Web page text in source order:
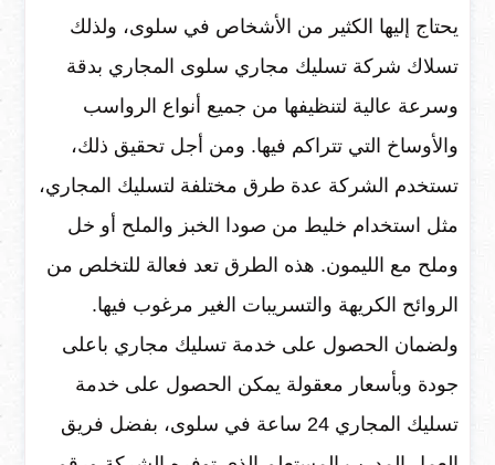
يحتاج إليها الكثير من الأشخاص في سلوى، ولذلك
تسلاك شركة تسليك مجاري سلوى المجاري بدقة
وسرعة عالية لتنظيفها من جميع أنواع الرواسب
والأوساخ التي تتراكم فيها. ومن أجل تحقيق ذلك،
تستخدم الشركة عدة طرق مختلفة لتسليك المجاري،
مثل استخدام خليط من صودا الخبز والملح أو خل
وملح مع الليمون. هذه الطرق تعد فعالة للتخلص من
الروائح الكريهة والتسريبات الغير مرغوب فيها.
ولضمان الحصول على خدمة تسليك مجاري باعلى
جودة وبأسعار معقولة يمكن الحصول على خدمة
تسليك المجاري 24 ساعة في سلوى، بفضل فريق